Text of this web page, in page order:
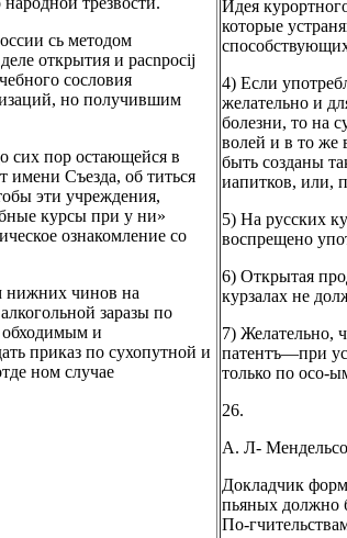
сь методом
открытия и pacnpocij
сословия
но получившим
сих пор остающейся в
имени Съезда, об титься
эти учреждения,
курсы при у ни»
ознакомление со
нижних чинов на
заразы по
обходимым и
приказ по сухопутной и
ном случае
Идея
которые
4) Если
желательно и
болезни, то на
волей и в то
быть созданы
иапитков, или,
5) На русских
воспрещено
6) Открытая
курзалах не
7) Желательно,
патентъ—при
только по осо-
26.
А. Л-
Докладчик
пьяных должно
По-